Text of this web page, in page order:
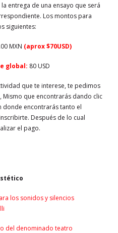
entrega de una ensayo que será
Los montos para
siguientes:
MXN (aprox $70USD)
global: 80 USD
que te interese, te pedimos
que encontrarás dando clic
donde encontrarás tanto el
Después de lo cual
el pago.
los sonidos y silencios
del denominado teatro